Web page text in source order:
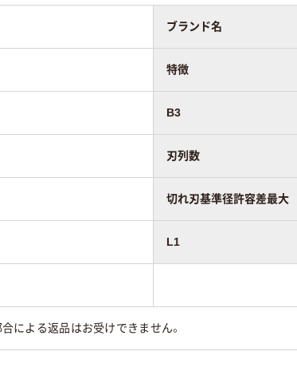
ブランド名
特徴
B3
刃列数
切れ刃基準径許容差最大
L1
合による返品はお受けできません。